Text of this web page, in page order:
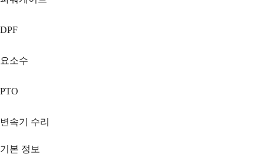
DPF
요소수
PTO
변속기 수리
기본 정보